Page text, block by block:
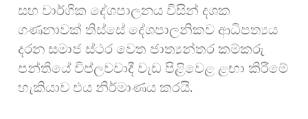
සහ වාර්ගික දේශපාලනය විසින් දශක
ගණනාවක් තිස්සේ දේශපාලනිකව ආධිපත්‍යය
දරන සමාජ ස්ථර වෙත ජාත්‍යන්තර කම්කරු
පන්තියේ විප්ලවවාදී වැඩ පිළිවෙළ ළඟා කිරීමේ
හැකියාව එය නිර්මාණය කරයි.